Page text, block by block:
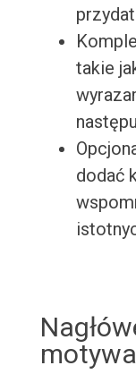
takie
dodać